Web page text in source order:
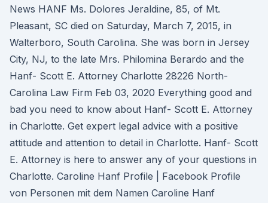
News HANF Ms. Dolores Jeraldine, 85, of Mt.
Pleasant, SC died on Saturday, March 7, 2015, in
Walterboro, South Carolina. She was born in Jersey
City, NJ, to the late Mrs. Philomina Berardo and the
Hanf- Scott E. Attorney Charlotte 28226 North-
Carolina Law Firm Feb 03, 2020 Everything good and
bad you need to know about Hanf- Scott E. Attorney
in Charlotte. Get expert legal advice with a positive
attitude and attention to detail in Charlotte. Hanf- Scott
E. Attorney is here to answer any of your questions in
Charlotte. Caroline Hanf Profile | Facebook Profile
von Personen mit dem Namen Caroline Hanf